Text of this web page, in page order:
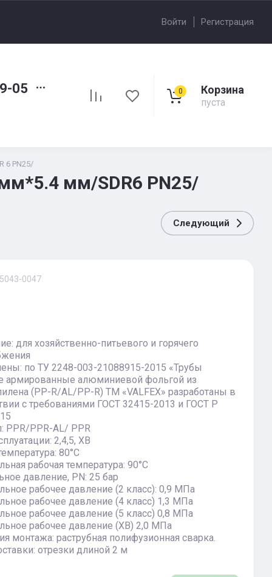
Войти Регистрация
05 0 Корзина
пуста
6 PN25/
мм/SDR6 PN25/
Следующий
0047
для хозяйственно-питьевого и горячего
по ТУ 2248-003-21088915-2015 «Трубы
армированные алюминиевой фольгой из
(PP-R/AL/PP-R) ТМ «VALFEX» разработаны в
с требованиями ГОСТ 32415-2013 и ГОСТ Р
PPR/PPR-AL/ PPR
2,4,5, ХВ
80°С
рабочая температура: 90°С
давление, PN: 25 бар
рабочее давление (2 класс): 0,9 МПа
рабочее давление (4 класс) 1,3 МПа
рабочее давление (5 класс) 0,8 МПа
рабочее давление (ХВ) 2,0 МПа
монтажа: раструбная полифузионная сварка.
отрезки длиной 2 м